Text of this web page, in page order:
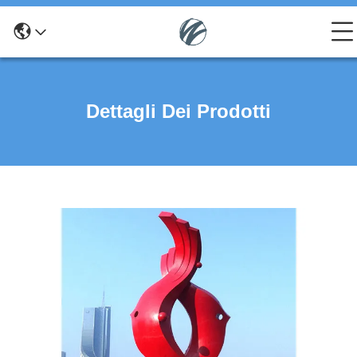
Dettagli Dei Prodotti